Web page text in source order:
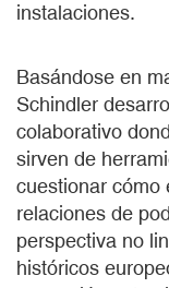
instalaciones.
Basándose en
Schindler
colaborativo
sirven de
cuestionar cómo
relaciones de
perspectiva no
históricos